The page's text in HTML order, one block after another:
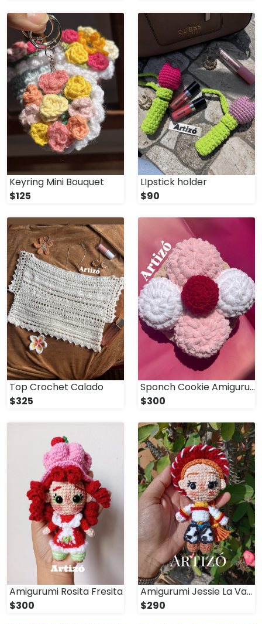
Keyring Mini Bouquet
$125
LIpstick holder
$90
Top Crochet Calado
$325
Sponch Cookie Amigurumi
$300
Amigurumi Rosita Fresita
$300
Amigurumi Jessie La Vaquerita
$290